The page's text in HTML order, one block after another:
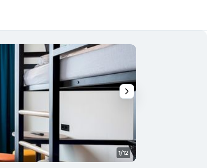
1/12